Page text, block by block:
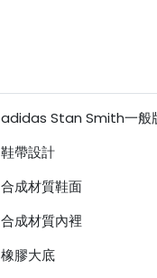
adidas Stan Smith一般
鞋帶設計
合成材質鞋面
合成材質內裡
橡膠大底